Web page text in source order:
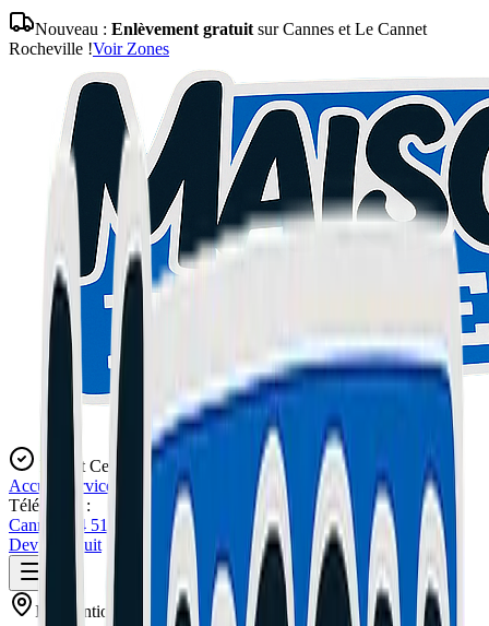
Nouveau : Enlèvement gratuit sur Cannes et Le Cannet
Rocheville !Voir Zones
Expert Certifié
Accueil
Services L'Atelier
Contact
Téléphone :
Cannes: 04 51 26 27 50Le Cannet: 04 51 26 27 51
Devis Gratuit
Intervention sur Grasse